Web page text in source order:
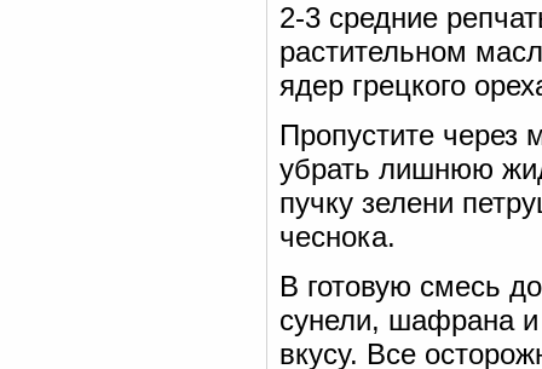
2-3 средние
растительном
ядер грецкого
Пропустите через
убрать лишнюю
пучку зелени
чеснока.
В готовую смесь
сунели, шафрана и
вкусу. Все